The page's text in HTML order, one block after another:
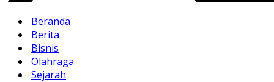
Beranda
Berita
Bisnis
Olahraga
Sejarah